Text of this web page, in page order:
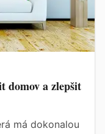
domov a zlepšit
má dokonalou